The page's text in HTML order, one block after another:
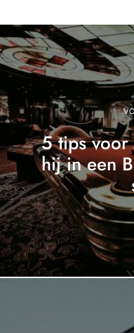
5 tips voor
hij in een